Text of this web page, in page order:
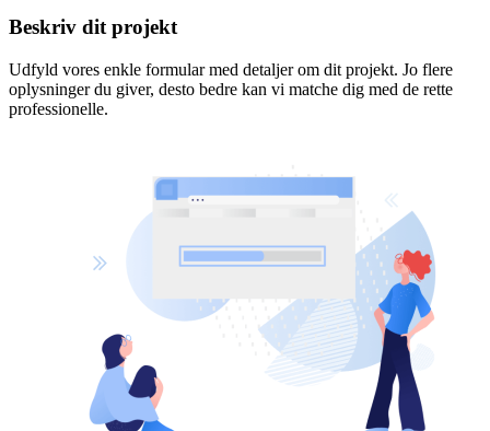
Beskriv dit projekt
Udfyld vores enkle formular med detaljer om dit projekt. Jo flere
oplysninger du giver, desto bedre kan vi matche dig med de rette
professionelle.